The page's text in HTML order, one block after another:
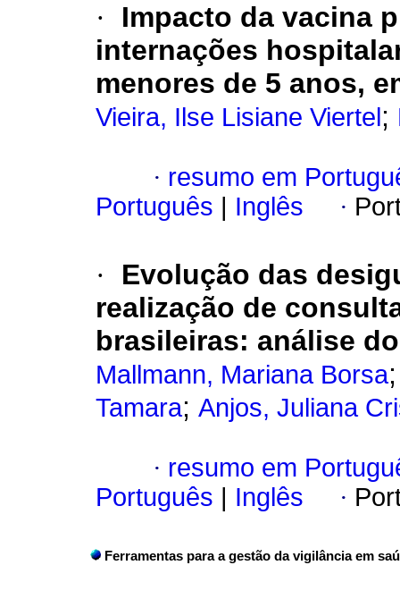
·
Impacto da vacina
internações
menores de 5 anos,
Vieira, Ilse Lisiane Viertel ;
· resumo em
Português
Inglês ·
·
Evolução das
realização de
brasileiras: análise
Mallmann, Mariana Borsa
Tamara; Anjos, Juliana
· resumo em
Português
Inglês ·
Ferramentas para a gestão da vigilância em